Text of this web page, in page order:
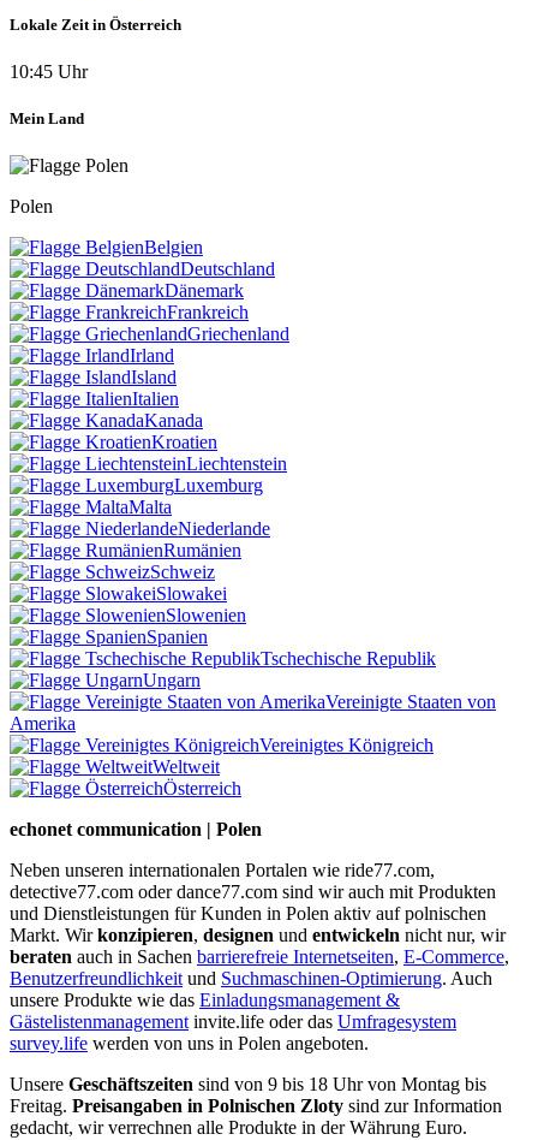
Lokale Zeit in Österreich
10:45 Uhr
Mein Land
Polen
Belgien
Deutschland
Dänemark
Frankreich
Griechenland
Irland
Island
Italien
Kanada
Kroatien
Liechtenstein
Luxemburg
Malta
Niederlande
Rumänien
Schweiz
Slowakei
Slowenien
Spanien
Tschechische Republik
Ungarn
Vereinigte Staaten von
Amerika
Vereinigtes Königreich
Weltweit
Österreich
echonet communication | Polen
Neben unseren internationalen Portalen wie ride77.com,
detective77.com oder dance77.com sind wir auch mit Produkten
und Dienstleistungen für Kunden in Polen aktiv auf polnischen
Markt. Wirkonzipieren, designen und entwickeln nicht nur, wir
beraten auch in Sachen barrierefreie Internetseiten, E-Commerce,
Benutzerfreundlichkeit und Suchmaschinen-Optimierung. Auch
unsere Produkte wie das Einladungsmanagement &
Gästelistenmanagement invite.life oder das Umfragesystem
survey.life werden von uns in Polen angeboten.
Unsere Geschäftszeiten sind von 9 bis 18 Uhr von Montag bis
Freitag. Preisangaben in Polnischen Zloty sind zur Information
gedacht, wir verrechnen alle Produkte in der Währung Euro.